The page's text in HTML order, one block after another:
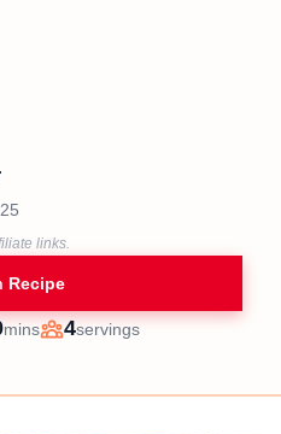
links.
Recipe
minutes
mins
Servings
4servings